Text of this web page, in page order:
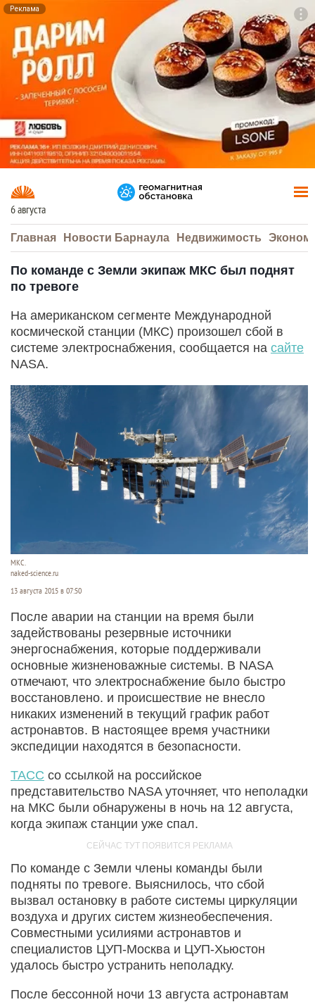
Реклама
6 августа
Главная Новости Барнаула Недвижимость
По команде с Земли экипаж МКС был поднят
по тревоге
На американском сегменте Международной
космической станции (МКС) произошел сбой в
системе электроснабжения, сообщается на сайте
NASA.
МКС.
naked-science.ru
13 августа 2015 в 07:50
После аварии на станции на время были
задействованы резервные источники
энергоснабжения, которые поддерживали
основные жизненоважные системы. В NASA
отмечают, что электроснабжение было быстро
восстановлено. и происшествие не внесло
никаких изменений в текущий график работ
астронавтов. В настоящее время участники
экспедиции находятся в безопасности.
ТАСС со ссылкой на российское
представительство NASA уточняет, что неполадки
на МКС были обнаружены в ночь на 12 августа,
когда экипаж станции уже спал.
По команде с Земли члены команды были
подняты по тревоге. Выяснилось, что сбой
вызвал остановку в работе системы циркуляции
воздуха и других систем жизнеобеспечения.
Совместными усилиями астронавтов и
специалистов ЦУП-Москва и ЦУП-Хьюстон
удалось быстро устранить неполадку.
После бессонной ночи 13 августа астронавтам